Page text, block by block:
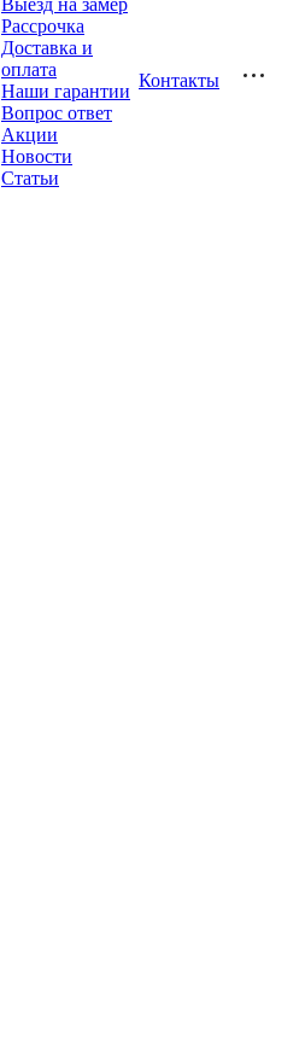
Выезд на замер
Рассрочка
Доставка и
оплата
Наши гарантии
Вопрос ответ
Акции
Новости
Статьи
Контакты